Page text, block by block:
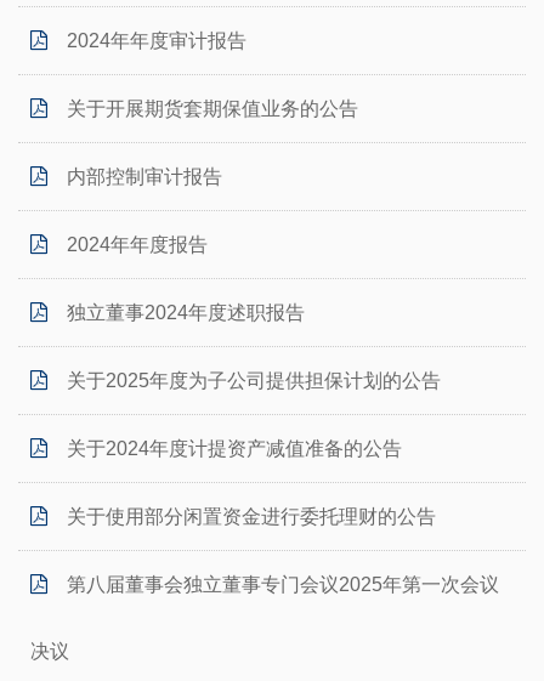
2024年年度审计报告
关于开展期货套期保值业务的公告
内部控制审计报告
2024年年度报告
独立董事2024年度述职报告
关于2025年度为子公司提供担保计划的公告
关于2024年度计提资产减值准备的公告
关于使用部分闲置资金进行委托理财的公告
第八届董事会独立董事专门会议2025年第一次会议
决议